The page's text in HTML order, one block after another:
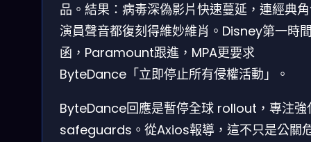
品。結果：病毒深偽影片快速蔓延，連經典
演員聲音都復刻得維妙維肖。Disney第一時
函，Paramount跟進，MPA更要求
ByteDance「立即停止所有侵權活動」。
ByteDance回應是暫停全球 rollout，專注強
safeguards。從Axios報導，這不只是公關